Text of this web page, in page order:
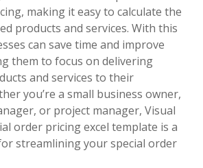
making it easy to calculate the
products and services. With this
can save time and improve
them to focus on delivering
and services to their
you’re a small business owner,
or project manager, Visual
order pricing excel template is a
streamlining your special order